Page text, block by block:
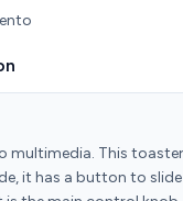
multimedia. This toaster
it has a button to slide